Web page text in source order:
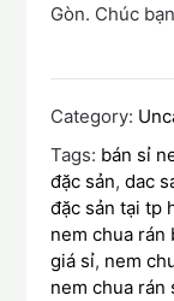
Gòn. Chúc
Category:
Tags: bán sỉ
đặc sản,dac
đặc sản tại tp
nem chua rán
giá sỉ, nem
nem chua rán